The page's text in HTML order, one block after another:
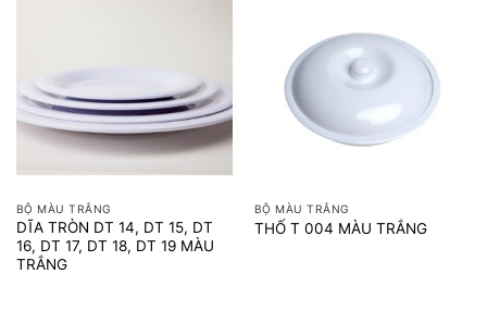
BỘ MÀU TRẮNG
DĨA TRÒN DT 14, DT 15, DT
16, DT 17, DT 18, DT 19 MÀU
TRẮNG
BỘ MÀU TRẮNG
THỐ T 004 MÀU TRẮNG